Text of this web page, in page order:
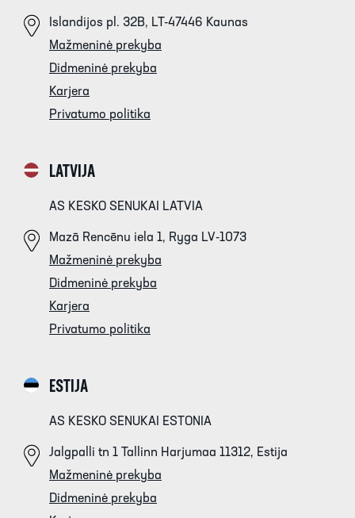
Islandijos pl. 32B, LT-47446 Kaunas
Mažmeninė prekyba
Didmeninė prekyba
Karjera
Privatumo politika
LATVIJA
AS KESKO SENUKAI LATVIA
Mazā Rencēnu iela 1, Ryga LV-1073
Mažmeninė prekyba
Didmeninė prekyba
Karjera
Privatumo politika
ESTIJA
AS KESKO SENUKAI ESTONIA
Jalgpalli tn 1 Tallinn Harjumaa 11312, Estija
Mažmeninė prekyba
Didmeninė prekyba